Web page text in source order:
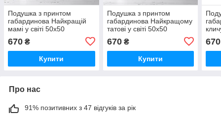
Подушка з принтом
габардинова Найкращій
мамі у світі 50x50
670 ₴
Купити
Подушка з принтом
габардинова Найкращому
татові у світі 50x50
670₴
Купити
670
Про нас
91% позитивних з 47 відгуків за рік